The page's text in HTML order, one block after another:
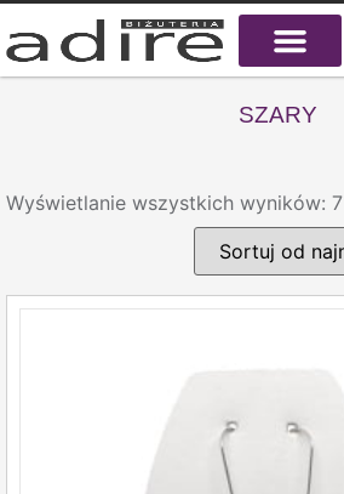
SZARY
Wyświetlanie wszystkich wyników: 7